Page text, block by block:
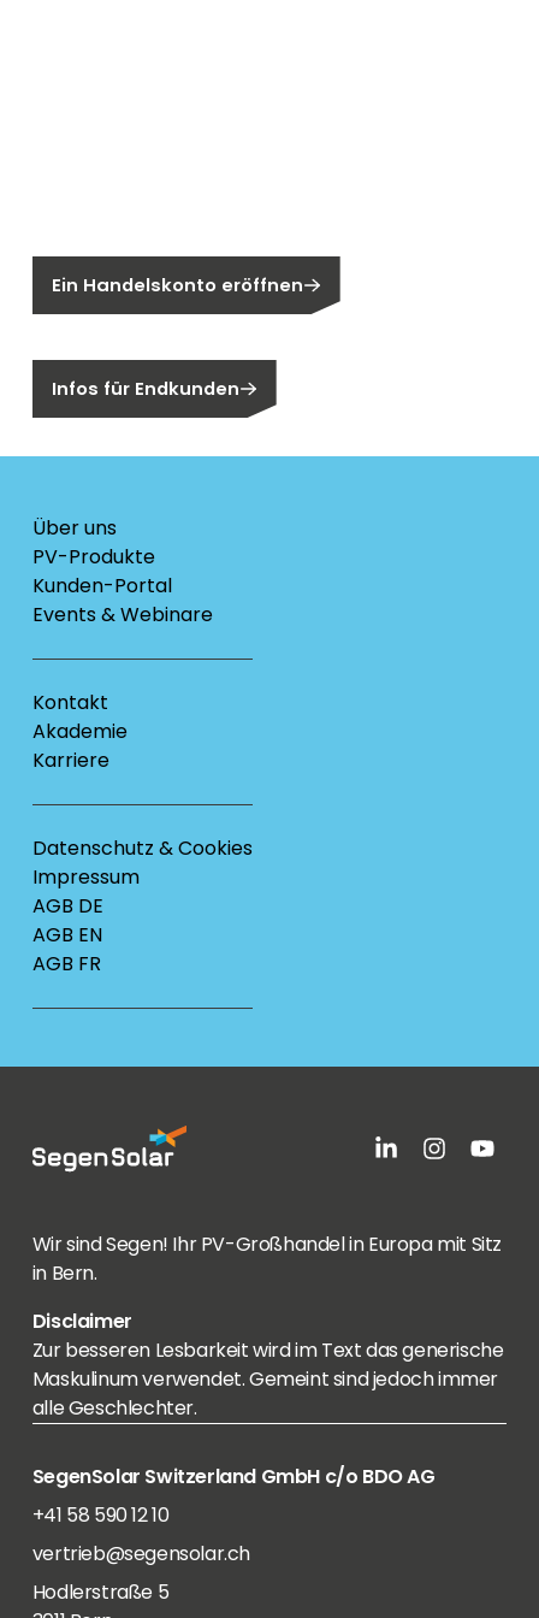
Ein Handelskonto eröffnen
Infos für Endkunden
Über uns
PV-Produkte
Kunden-Portal
Events & Webinare
Kontakt
Akademie
Karriere
Datenschutz & Cookies
Impressum
AGB DE
AGB EN
AGB FR
Wir sind Segen! Ihr PV-Großhandel in Europa mit Sitz
in Bern.
Disclaimer
Zur besseren Lesbarkeit wird im Text das generische
Maskulinum verwendet. Gemeint sind jedoch immer
alle Geschlechter.
SegenSolar Switzerland GmbH c/o BDO AG
+41 58 590 12 10
vertrieb@segensolar.ch
Hodlerstraße 5